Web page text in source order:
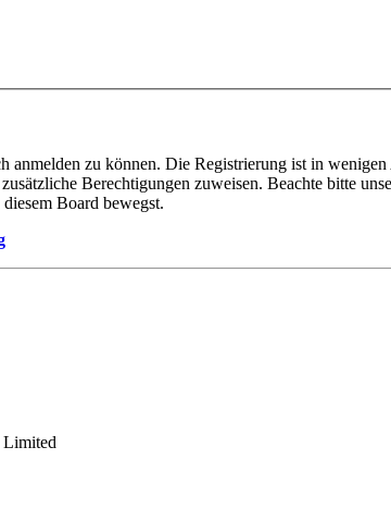
anmelden zu können. Die Registrierung ist in
Berechtigungen zuweisen. Beachte bitte
Board bewegst.